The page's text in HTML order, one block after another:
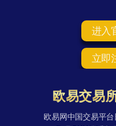
进入
立即
欧易交易
欧易网中国交易平